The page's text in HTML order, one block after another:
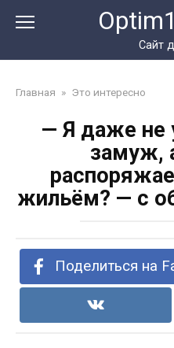
Сайт
Главная » Это интересно
— Я даже не
замуж,
жильём? — с
Поделиться на